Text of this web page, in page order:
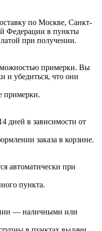
по Москве, Санкт-
Федерации в пункты
при получении.
примерки. Вы
и убедиться, что они
примерки.
дней в зависимости от
заказа в корзине.
автоматически при
пункта.
— наличными или